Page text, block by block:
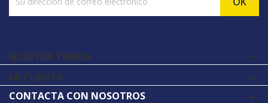
NUESTRA TIENDA 
MI CUENTA 
CONTACTA CON NOSOTROS